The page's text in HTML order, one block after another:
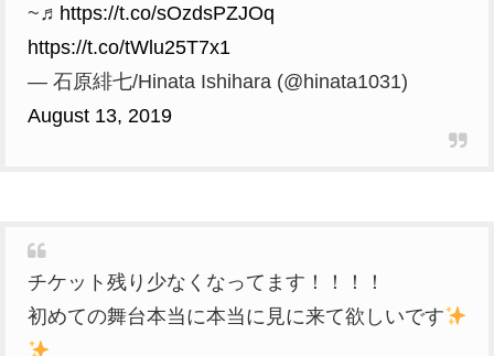
~♬ https://t.co/sOzdsPZJOq
https://t.co/tWlu25T7x1
— 石原緋七/Hinata Ishihara (@hinata1031)
August 13, 2019
チケット残り少なくなってます！！！！
初めての舞台本当に本当に見に来て欲しいです